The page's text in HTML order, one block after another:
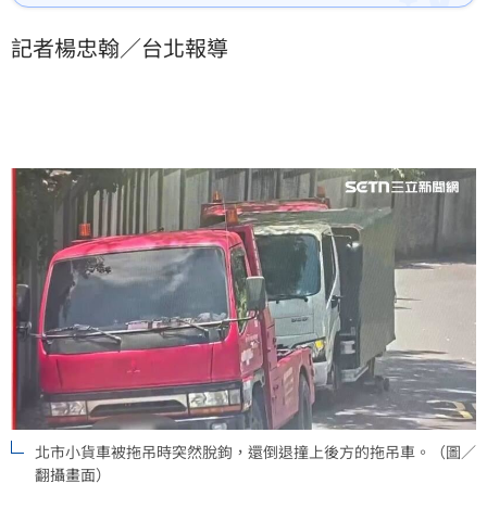
續，明顯有疏失，予以申誡1次處分。
記者楊忠翰／台北報導
北市小貨車被拖吊時突然脫鉤，還倒退撞上後方的拖吊車。（圖／
翻攝畫面）